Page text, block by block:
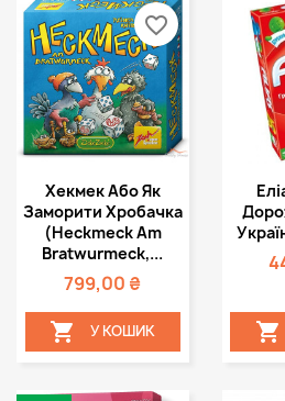
Швидкий
перегляд
Хекмек Або Як
Заморити Хробачка
(Heckmeck Am
Bratwurmeck,...
799,00 ₴
 У КОШИК
favorite_border

